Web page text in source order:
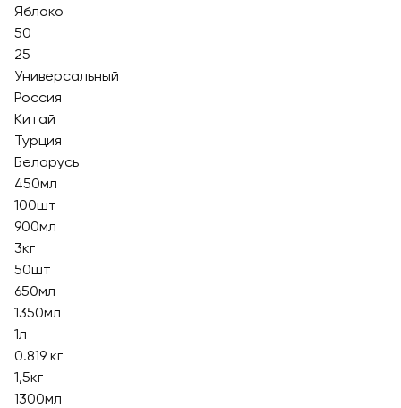
Яблоко
50
25
Универсальный
Россия
Китай
Турция
Беларусь
450мл
100шт
900мл
3кг
50шт
650мл
1350мл
1л
0.819 кг
1,5кг
1300мл